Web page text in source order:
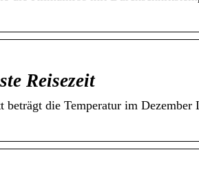
Reisezeit
die Temperatur im Dezember